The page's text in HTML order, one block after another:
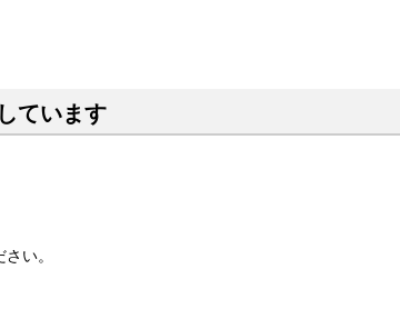
ています
い。